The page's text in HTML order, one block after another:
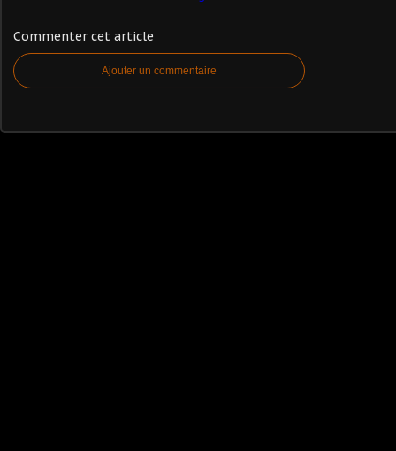
Commenter cet article
Ajouter un commentaire